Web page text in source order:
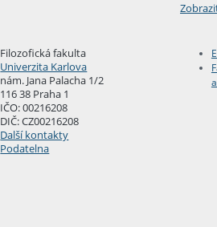
Filozofická fakulta
Univerzita Karlova
nám. Jana Palacha 1/2
116 38 Praha 1
IČO: 00216208
DIČ: CZ00216208
Další kontakty
Podatelna